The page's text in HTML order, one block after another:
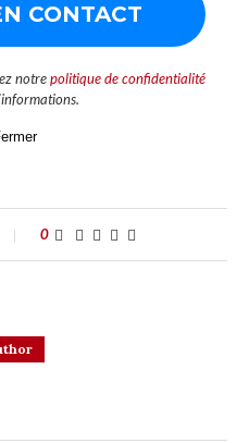
notrepolitique de confidentialité
0